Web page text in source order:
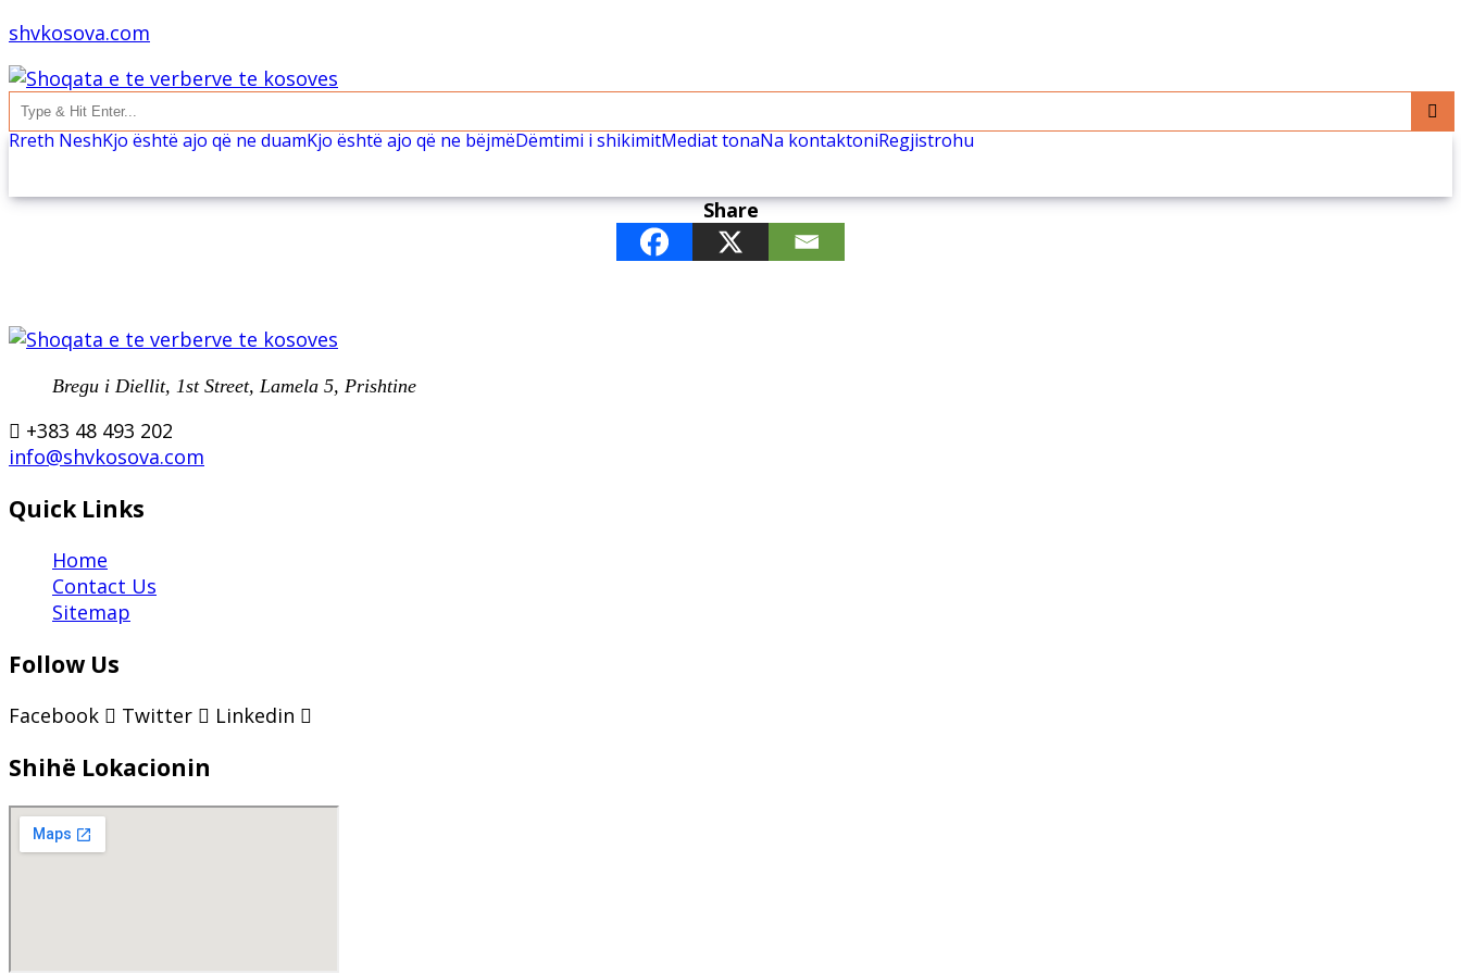
shvkosova.com
Rreth NeshKjo është ajo që ne duamKjo është ajo që ne bëjmëDëmtimi i shikimitMediat tonaNa kontaktoniRegjistrohu
Share
Bregu i Diellit, 1st Street, Lamela 5, Prishtine
+383 48 493 202
info@shvkosova.com
Quick Links
Home
Contact Us
Sitemap
Follow Us
Facebook Twitter Linkedin
Shihë Lokacionin